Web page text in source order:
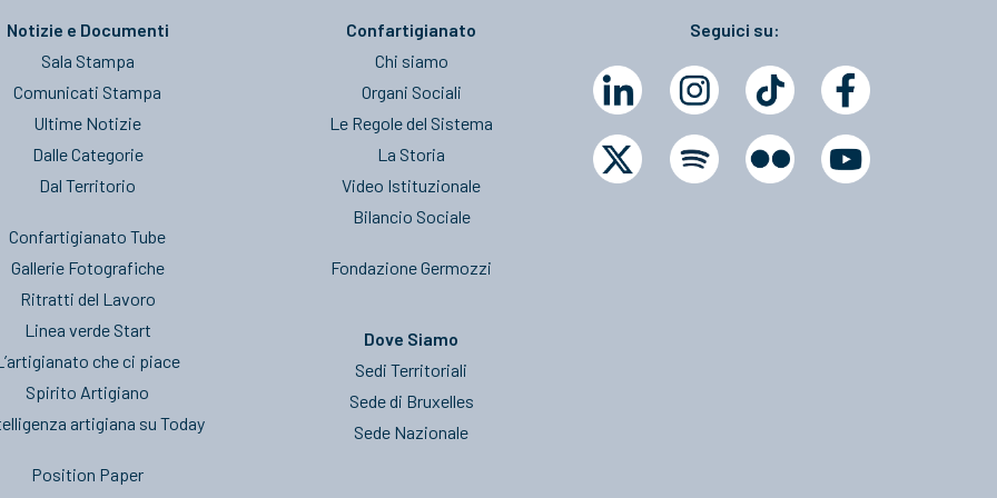
Notizie e Documenti
Sala Stampa
Comunicati Stampa
Ultime Notizie
Dalle Categorie
Dal Territorio
Confartigianato Tube
Gallerie Fotografiche
Ritratti del Lavoro
Linea verde Start
che ci piace
Spirito Artigiano
artigiana su Today
Position Paper
Confartigianato
Chi siamo
Organi Sociali
Le Regole del Sistema
La Storia
Video Istituzionale
Bilancio Sociale
Fondazione Germozzi
Dove Siamo
Sedi Territoriali
Sede di Bruxelles
Sede Nazionale
Seguici su: